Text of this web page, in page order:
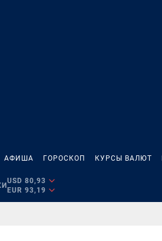
АФИША ГОРОСКОП КУРСЫ ВАЛЮТ
USD 80,93
EUR 93,19